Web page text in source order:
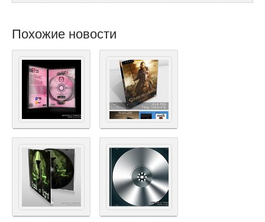
Похожие новости